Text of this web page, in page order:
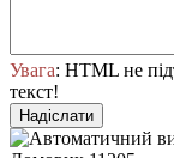
Увага: HTML не
текст!
Надіслати